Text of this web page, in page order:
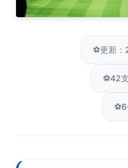
⚽更新
⚽42
⚽6